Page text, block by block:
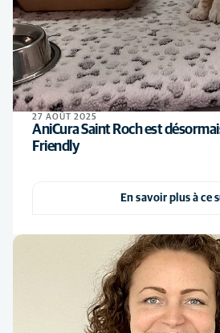
27 AOÛT 2025
AniCura Saint Roch est
Friendly
En savoir plus à ce